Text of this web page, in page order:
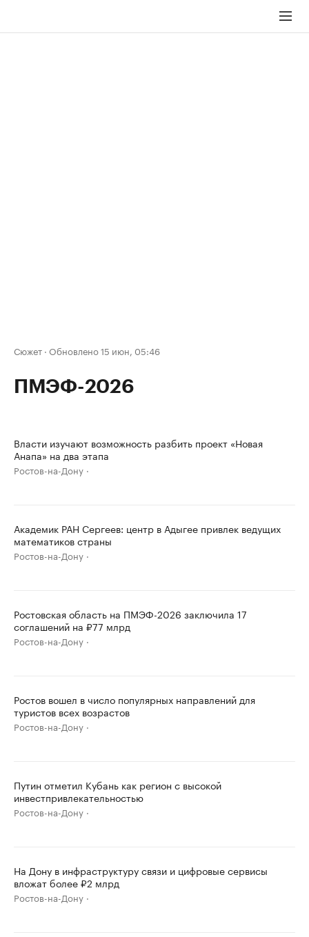
Сюжет · Обновлено 15 июн, 05:46
ПМЭФ-2026
Власти изучают возможность разбить проект «Новая
Анапа» на два этапа
Ростов-на-Дону
Академик РАН Сергеев: центр в Адыгее привлек ведущих
математиков страны
Ростов-на-Дону
Ростовская область на ПМЭФ-2026 заключила 17
соглашений на ₽77 млрд
Ростов-на-Дону
Ростов вошел в число популярных направлений для
туристов всех возрастов
Ростов-на-Дону
Путин отметил Кубань как регион с высокой
инвестпривлекательностью
Ростов-на-Дону
На Дону в инфраструктуру связи и цифровые сервисы
вложат более ₽2 млрд
Ростов-на-Дону